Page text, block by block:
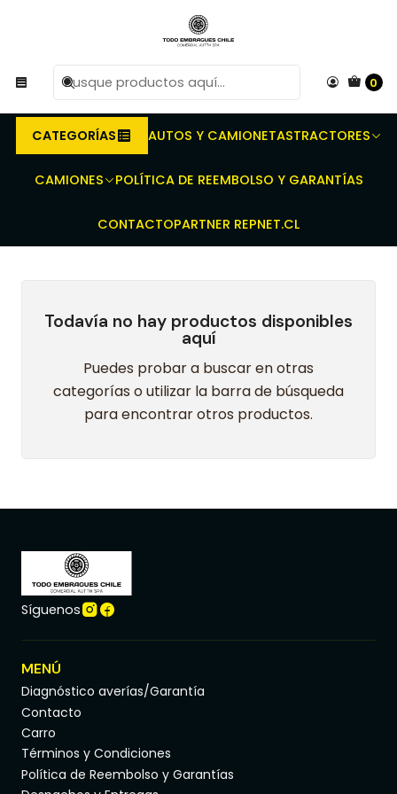
0
CATEGORÍAS AUTOS Y CAMIONETASTRACTORES
CAMIONES POLÍTICA DE REEMBOLSO Y GARANTÍAS
CONTACTOPARTNER REPNET.CL
Compra antes de las 10 AM de Lunes a Viernes y
entregaremos al transporte en un máximo de 24 hrs hábiles.
Inicio
minibuses
Kia
Todavía no hay productos disponibles
aquí
Puedes probar a buscar en otras
categorías o utilizar la barra de búsqueda
para encontrar otros productos.
Síguenos
MENÚ
Diagnóstico averías/Garantía
Contacto
Carro
Términos y Condiciones
Política de Reembolso y Garantías